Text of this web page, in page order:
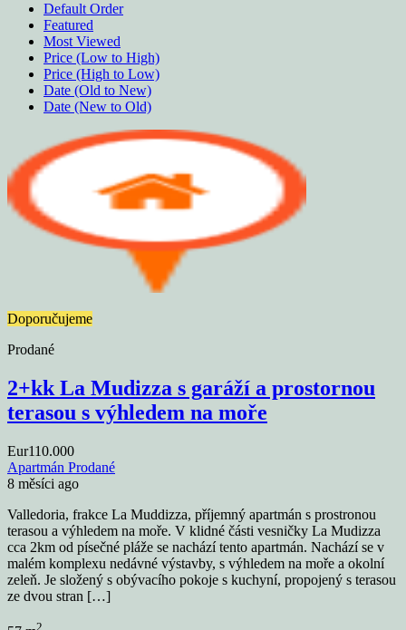
Default Order
Featured
Most Viewed
Price (Low to High)
Price (High to Low)
Date (Old to New)
Date (New to Old)
Doporučujeme
Prodané
2+kk La Mudizza s garáží a prostornou
terasou s výhledem na moře
Eur110.000
Apartmán Prodané
8 měsíci ago
Valledoria, frakce La Muddizza, příjemný apartmán s prostronou
terasou a výhledem na moře. V klidné části vesničky La Mudizza
cca 2km od písečné pláže se nachází tento apartmán. Nachází se v
malém komplexu nedávné výstavby, s výhledem na moře a okolní
zeleň. Je složený s obývacího pokoje s kuchyní, propojený s terasou
ze dvou stran […]
2